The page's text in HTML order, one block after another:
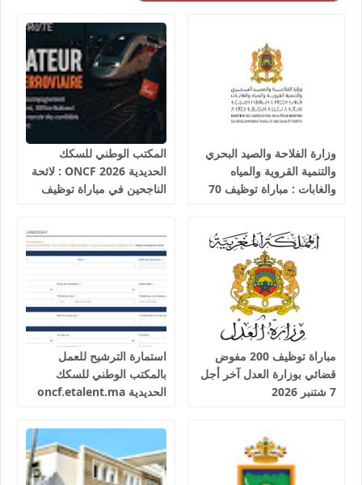
وزارة الفلاحة والصيد البحري
والتنمية القروية والمياه
والغابات : مباراة توظيف 70
المكتب الوطني للسكك
الحديدية 2026 ONCF : لائحة
الناجحين في مباراة توظيف
مباراة توظيف 200 مفوض
قضائي بوزارة العدل آخر أجل
7 شتنبر 2026
استمارة الترشيح للعمل
بالمكتب الوطني للسكك
الحديدية oncf.etalent.ma